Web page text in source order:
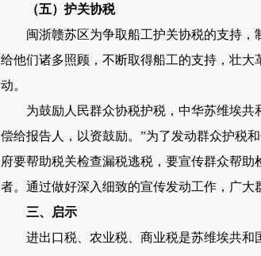
（五）护关协税
闽浙赣苏区为争取船工护关协税的支持，
给他们诸多照顾，不断取得船工的支持，壮
动。
为鼓励人民群众协税护税，中华苏维埃共
偿给报告人，以资鼓励。”为了发动群众护税
府要帮助税关检查漏税逃税，要宣传群众帮
者。通过做好深入细致的宣传发动工作，广大
三、启示
进出口税、农业税、商业税是苏维埃共和